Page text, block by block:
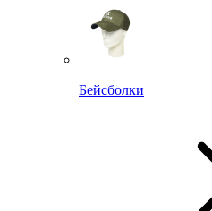
Бейсболки